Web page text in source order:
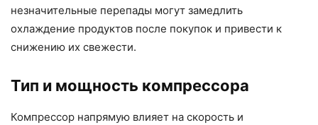
незначительные перепады могут замедлить
охлаждение продуктов после покупок и привести к
снижению их свежести.
Тип и мощность компрессора
Компрессор напрямую влияет на скорость и